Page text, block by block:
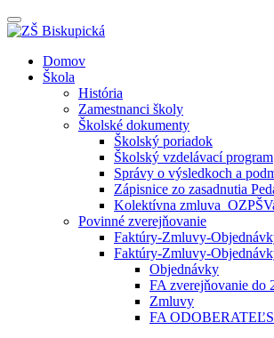
Prepínateľná
navigácia
Prejsť
Domov
Škola
História
Zamestnanci školy
Školské dokumenty
Školský poriadok
Školský vzdelávací program
Správy o výsledkoch a
Zápisnice zo zasadnutia
Kolektívna
Povinné zverejňovanie
Faktúry-Zmluvy-
Faktúry-Zmluvy-
Objednávky
FA zverejňovanie do
Zmluvy
FA